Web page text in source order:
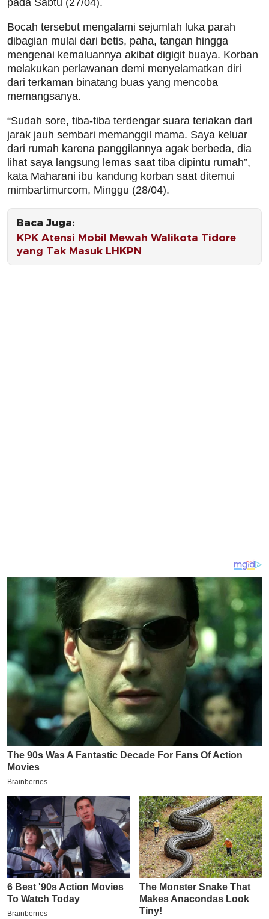
Bocah tersebut mengalami sejumlah luka parah
dibagian mulai dari betis, paha, tangan hingga
mengenai kemaluannya akibat digigit buaya. Korban
melakukan perlawanan demi menyelamatkan diri
dari terkaman binatang buas yang mencoba
memangsanya.
“Sudah sore, tiba-tiba terdengar suara teriakan dari
jarak jauh sembari memanggil mama. Saya keluar
dari rumah karena panggilannya agak berbeda, dia
lihat saya langsung lemas saat tiba dipintu rumah”,
kata Maharani ibu kandung korban saat ditemui
mimbartimurcom, Minggu (28/04).
Baca Juga:
KPK Atensi Mobil Mewah Walikota Tidore
yang Tak Masuk LHKPN